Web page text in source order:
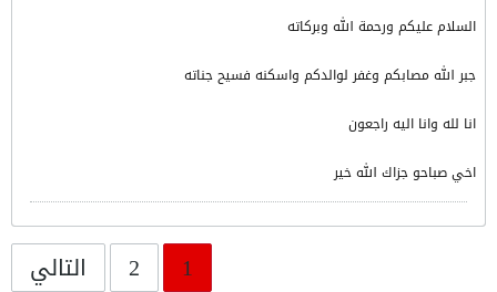
السلام عليكم ورحمة الله وبركاته
جبر الله مصابكم وغفر لوالدكم واسكنه فسيح جناته
انا لله وانا اليه راجعون
اخي صباحو جزاك الله خير
1
2 التالي